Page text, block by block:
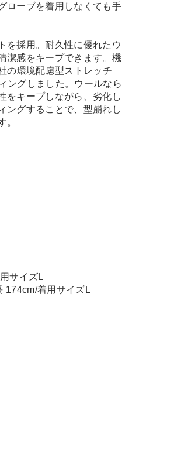
ローブを着用しなくても手
を採用。耐久性に優れたウ
潔感をキープできます。機
の環境配慮型ストレッチ
ングしました。ウールなら
をキープしながら、劣化し
ングすることで、型崩れし
。
サイズL
174cm/着用サイズL